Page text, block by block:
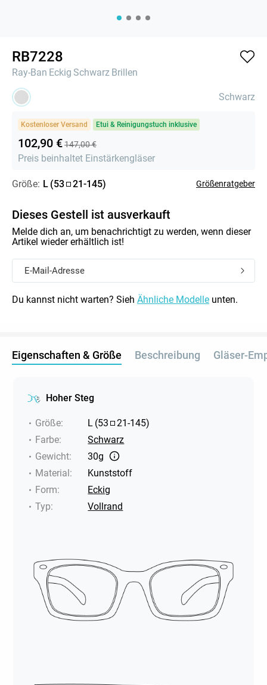
RB7228
Ray-Ban Eckig Schwarz Brillen
Schwarz
Kostenloser Versand Etui & Reinigungstuch inklusive
102,90 €147,00 €
Preis beinhaltet Einstärkengläser
Größe: L (53 21-145) Größenratgeber
Dieses Gestell ist ausverkauft
Melde dich an, um benachrichtigt zu werden, wenn dieser
Artikel wieder erhältlich ist!
Du kannst nicht warten? Sieh Ähnliche Modelle unten.
Eigenschaften & Größe Beschreibung Gläser-
Hoher Steg
Größe: L (53 21-145)
Farbe:
Schwarz
Gewicht:
30g
Material:
Kunststoff
Form:
Eckig
Typ: Vollrand